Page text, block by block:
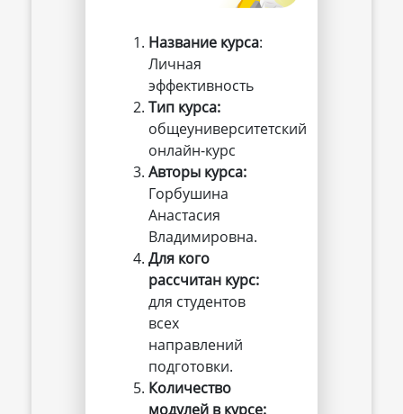
Название курса:
Личная
эффективность
Тип курса:
общеуниверситетский
онлайн-курс
Авторы курса:
Горбушина
Анастасия
Владимировна.
Для кого
рассчитан курс:
для студентов
всех
направлений
подготовки.
Количество
модулей в курсе: